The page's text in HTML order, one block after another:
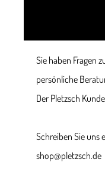
Sie haben Fragen
persönliche
Der Pletzsch
Schreiben Sie uns
shop@pletzsch.de